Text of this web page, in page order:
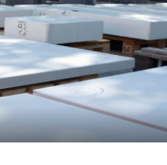
en naar wens gemaakt.